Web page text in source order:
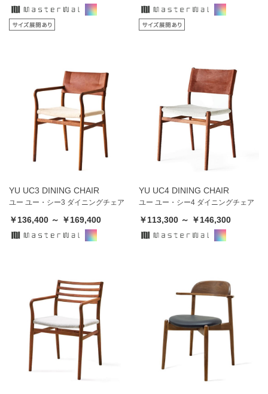
YU UC3 DINING CHAIR
ユー ユー・シー3 ダイニングチェア
￥136,400 ～ ￥169,400
YU UC4 DINING CHAIR
ユー ユー・シー4 ダイニングチェア
￥113,300 ～ ￥146,300